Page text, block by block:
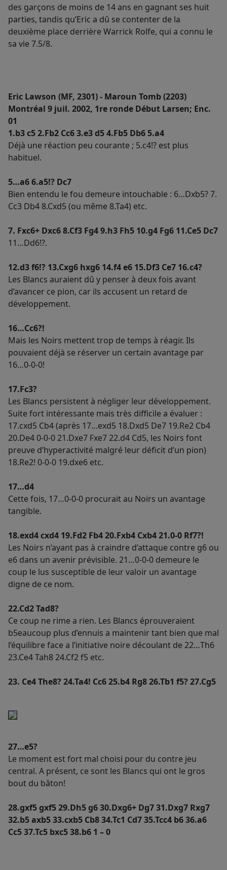
des garçons de moins de 14 ans en gagnant ses huit
parties, tandis qu’Eric a dû se contenter de la
deuxième place derrière Warrick Rolfe, qui a connu le
sa vie 7.5/8.
Eric Lawson (MF, 2301) - Maroun Tomb (2203)
Montréal 9 juil. 2002, 1re ronde Début Larsen; Enc.
01
1.b3 c5 2.Fb2 Cc6 3.e3 d5 4.Fb5 Db6 5.a4
Déjà une réaction peu courante ; 5.c4!? est plus
habituel.
5…a6 6.a5!? Dc7
Bien entendu le fou demeure intouchable : 6…Dxb5? 7.
Cc3 Db4 8.Cxd5 (ou même 8.Ta4) etc.
7. Fxc6+ Dxc6 8.Cf3 Fg4 9.h3 Fh5 10.g4 Fg6 11.Ce5 Dc7
11…Dd6!?.
12.d3 f6!? 13.Cxg6 hxg6 14.f4 e6 15.Df3 Ce7 16.c4?
Les Blancs auraient dû y penser à deux fois avant
d’avancer ce pion, car ils accusent un retard de
développement.
16…Cc6?!
Mais les Noirs mettent trop de temps à réagir. Ils
pouvaient déjà se réserver un certain avantage par
16…0-0-0!
17.Fc3?
Les Blancs persistent à négliger leur développement.
Suite fort intéressante mais très difficile a évaluer :
17.cxd5 Cb4 (après 17…exd5 18.Dxd5 De7 19.Re2 Cb4
20.De4 0-0-0 21.Dxe7 Fxe7 22.d4 Cd5, les Noirs font
preuve d’hyperactivité malgré leur déficit d’un pion)
18.Re2! 0-0-0 19.dxe6 etc.
17…d4
Cette fois, 17…0-0-0 procurait au Noirs un avantage
tangible.
18.exd4 cxd4 19.Fd2 Fb4 20.Fxb4 Cxb4 21.0-0 Rf7?!
Les Noirs n’ayant pas à craindre d’attaque contre g6 ou
e6 dans un avenir prévisible. 21…0-0-0 demeure le
coup le lus susceptible de leur valoir un avantage
digne de ce nom.
22.Cd2 Tad8?
Ce coup ne rime a rien. Les Blancs éprouveraient
b5eaucoup plus d’ennuis a maintenir tant bien que mal
l’équilibre face a l’initiative noire découlant de 22…Th6
23.Ce4 Tah8 24.Cf2 f5 etc.
23. Ce4 The8? 24.Ta4! Cc6 25.b4 Rg8 26.Tb1 f5? 27.Cg5
27…e5?
Le moment est fort mal choisi pour du contre jeu
central. A présent, ce sont les Blancs qui ont le gros
bout du bâton!
28.gxf5 gxf5 29.Dh5 g6 30.Dxg6+ Dg7 31.Dxg7 Rxg7
32.b5 axb5 33.cxb5 Cb8 34.Tc1 Cd7 35.Tcc4 b6 36.a6
Cc5 37.Tc5 bxc5 38.b6 1 – 0